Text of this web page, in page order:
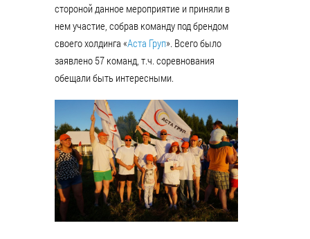
стороной данное мероприятие и приняли в
нем участие, собрав команду под брендом
своего холдинга «Аста Груп». Всего было
заявлено 57 команд, т.ч. соревнования
обещали быть интересными.